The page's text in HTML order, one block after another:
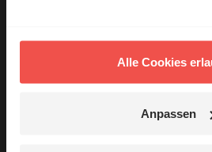
Alle Cookies
Anpassen
Ihr Kommentar